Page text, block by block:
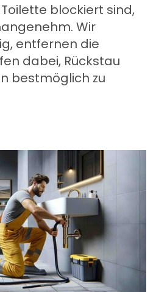
blockiert sind,
Wir
entfernen die
dabei, Rückstau
bestmöglich zu